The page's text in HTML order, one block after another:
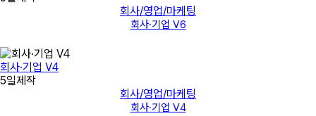
회사/영업/마케팅
회사·기업 V6
회사·기업 V4
5일제작
회사/영업/마케팅
회사·기업 V4